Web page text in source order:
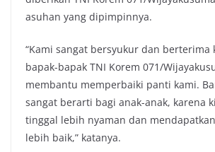
asuhan yang dipimpinnya.
“Kami sangat bersyukur dan berterima
bapak-bapak TNI Korem 071/
membantu memperbaiki panti kami.
sangat berarti bagi anak-anak, karena
tinggal lebih nyaman dan
lebih baik,” katanya.